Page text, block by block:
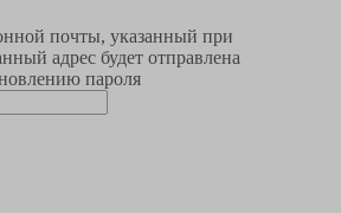
почты, указанный при
адрес будет отправлена
пароля